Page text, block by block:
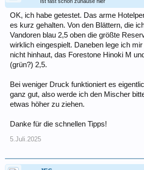
OK, ich habe getestet. Das arme
es kurz gehalten. Von den Blättern, die
Vandoren blau 2,5 oben die größte
wirklich eingespielt. Daneben lege ich
nicht hinhaut, das Forestone Hinoki M
(grün?) 2,5.
Bei weniger Druck funktioniert es
ganz gut, also werde ich den Mischer
etwas höher zu ziehen.
Danke für die schnellen Tipps!
5.Juli.2025